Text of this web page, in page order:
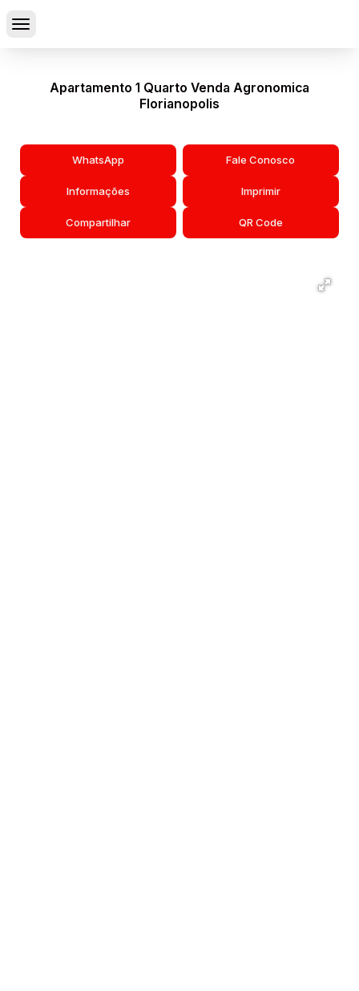
Apartamento 1 Quarto Venda Agronomica
Florianopolis
WhatsApp Fale Conosco
Informações Imprimir
Compartilhar QR Code